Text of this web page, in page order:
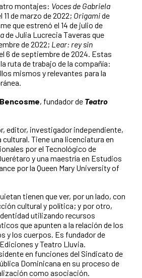
montajes: Voces de Gabriela
de marzo de 2022; Origamide
que estrenó el 14 de julio de
de Julia Lucrecia Taveras que
de 2022; Lear: rey sin
6 de septiembre de 2024. Estas
ruta de trabajo de la compañía:
mismos y relevantes para la
, fundador de Teatro
editor, investigador independiente,
Tiene una licenciatura en
por el Tecnológico de
y una maestría en Estudios
por la Queen Mary University of
tienen que ver, por un lado, con
cultural y política; y por otro,
utilizando recursos
que apunten a la relación de los
y los cuerpos. Es fundador de
y Teatro Lluvia.
en funciones del Sindicato de
Dominicana en su proceso de
como asociación.